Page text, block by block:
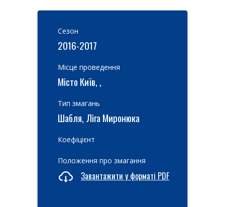
Cезон
2016-2017
Місце проведення
Місто Київ, ,
Тип змагань
Шабля, Ліга Миронюка
Коефіцієнт
Положення про змагання
Завантажити у форматі PDF